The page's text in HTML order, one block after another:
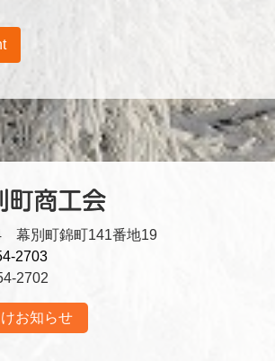
幕別町錦町141番地19
2703
2702
お知らせ